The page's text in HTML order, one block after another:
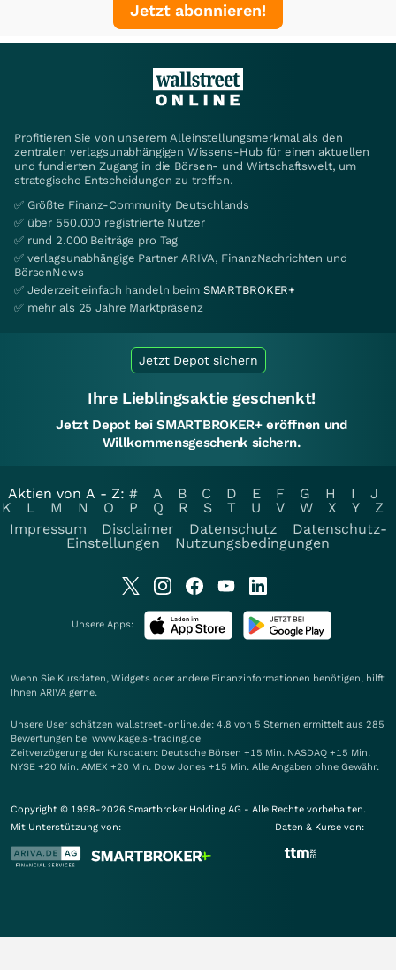
Jetzt abonnieren!
Profitieren Sie von unserem Alleinstellungsmerkmal als den
zentralen verlagsunabhängigen Wissens-Hub für einen aktuellen
und fundierten Zugang in die Börsen- und Wirtschaftswelt, um
strategische Entscheidungen zu treffen.
✅ Größte Finanz-Community Deutschlands
✅ über 550.000 registrierte Nutzer
✅ rund 2.000 Beiträge pro Tag
✅ verlagsunabhängige Partner ARIVA, FinanzNachrichten und
BörsenNews
✅ Jederzeit einfach handeln beim SMARTBROKER+
✅ mehr als 25 Jahre Marktpräsenz
Jetzt Depot sichern
Ihre Lieblingsaktie geschenkt!
Jetzt Depot bei SMARTBROKER+ eröffnen und
Willkommensgeschenk sichern.
Aktien von A - Z: # A B C D E F G H I
J
K
L M N O P Q R S T U V W X Y
Z
Impressum
Disclaimer Datenschutz
Datenschutz-
Einstellungen
Nutzungsbedingungen
Unsere Apps:
Wenn Sie Kursdaten, Widgets oder andere Finanzinformationen benötigen, hilft
Ihnen ARIVA gerne.
Unsere User schätzen wallstreet-online.de: 4.8 von 5 Sternen ermittelt aus 285
Bewertungen bei www.kagels-trading.de
Zeitverzögerung der Kursdaten: Deutsche Börsen +15 Min. NASDAQ +15 Min.
NYSE +20 Min. AMEX +20 Min. Dow Jones +15 Min. Alle Angaben ohne Gewähr.
Copyright © 1998-2026 Smartbroker Holding AG - Alle Rechte vorbehalten.
Mit Unterstützung von:
Daten & Kurse von: